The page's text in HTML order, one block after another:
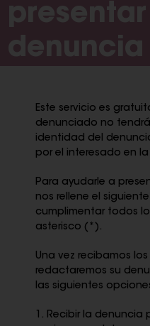
denuncia
Este servicio es
denunciado no
identidad del
por el interesado en
Para ayudarle a
nos rellene el
cumplimentar todos
asterisco (*).
Una vez recibamos
redactaremos su
las siguientes
1. Recibir la denuncia